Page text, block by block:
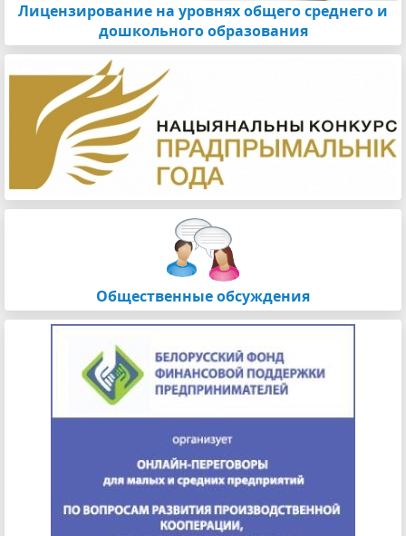
Лицензирование на уровнях общего среднего и
дошкольного образования
Общественные обсуждения